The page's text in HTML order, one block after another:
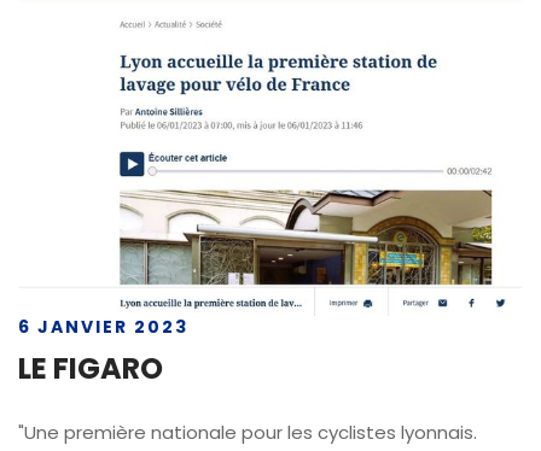
6 JANVIER 2023
LE FIGARO
"Une première nationale pour les cyclistes lyonnais.